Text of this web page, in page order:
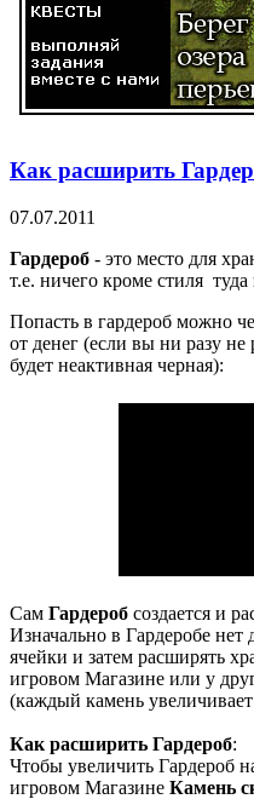
Как расширить
07.07.2011
Гардероб - это место для
т.е. ничего кроме стиля
Попасть в гардероб можно
от денег (если вы ни разу не
будет неактивная черная):
Сам Гардероб создается и
Изначально в Гардеробе нет
ячейки и затем расширять
игровом Магазине или у
(каждый камень
Как расширить Гардероб:
Чтобы увеличить Гардероб
игровом Магазине Камень